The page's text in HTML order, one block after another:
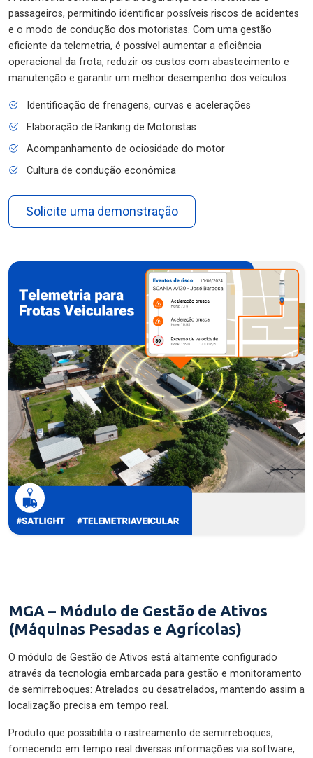
passageiros, permitindo identificar possíveis riscos de acidentes
e o modo de condução dos motoristas. Com uma gestão
eficiente da telemetria, é possível aumentar a eficiência
operacional da frota, reduzir os custos com abastecimento e
manutenção e garantir um melhor desempenho dos veículos.
Identificação de frenagens, curvas e acelerações
Elaboração de Ranking de Motoristas
Acompanhamento de ociosidade do motor
Cultura de condução econômica
Solicite uma demonstração
MGA – Módulo de Gestão de Ativos
(Máquinas Pesadas e Agrícolas)
O módulo de Gestão de Ativos está altamente configurado
através da tecnologia embarcada para gestão e monitoramento
de semirreboques: Atrelados ou desatrelados, mantendo assim a
localização precisa em tempo real.
Produto que possibilita o rastreamento de semirreboques,
fornecendo em tempo real diversas informações via software,